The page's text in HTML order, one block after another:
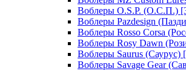
Воблеры O.S.P. (О.С.П.)
Воблеры Pazdesign
Воблеры Rosso Corsa
Воблеры Rosy Dawn
Воблеры Saurus (Саурус)
Воблеры Savage Gear